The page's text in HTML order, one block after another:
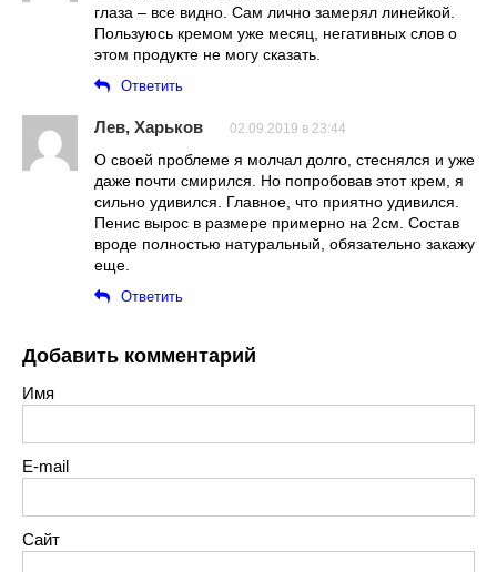
глаза – все видно. Сам лично замерял линейкой.
Пользуюсь кремом уже месяц, негативных слов о
этом продукте не могу сказать.
Ответить
Лев, Харьков 02.09.2019 в 23:44
О своей проблеме я молчал долго, стеснялся и уже
даже почти смирился. Но попробовав этот крем, я
сильно удивился. Главное, что приятно удивился.
Пенис вырос в размере примерно на 2см. Состав
вроде полностью натуральный, обязательно закажу
еще.
Ответить
Добавить комментарий
Имя
E-mail
Сайт